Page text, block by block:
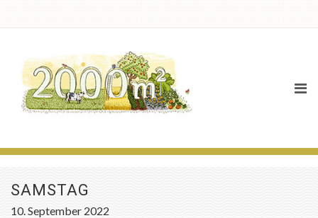
SAMSTAG
10. September 2022